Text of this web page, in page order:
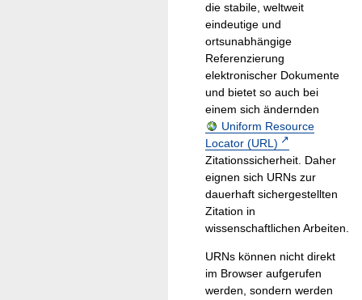
die stabile, weltweit
eindeutige und
ortsunabhängige
Referenzierung
elektronischer Dokumente
und bietet so auch bei
einem sich ändernden
Uniform Resource
Locator (URL)
Zitationssicherheit. Daher
eignen sich URNs zur
dauerhaft sichergestellten
Zitation in
wissenschaftlichen Arbeiten.
URNs können nicht direkt
im Browser aufgerufen
werden, sondern werden